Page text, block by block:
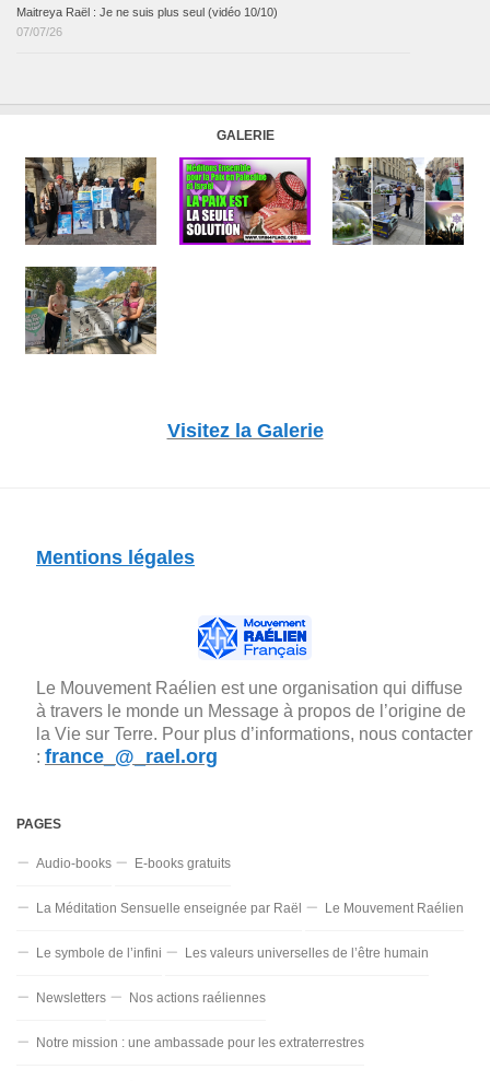
Maitreya Raël : Je ne suis plus seul (vidéo 10/10)
07/07/26
GALERIE
Visitez la Galerie
Mentions légales
Le Mouvement Raélien est une organisation qui diffuse
à travers le monde un Message à propos de l’origine de
la Vie sur Terre. Pour plus d’informations, nous contacter
: france_@_rael.org
PAGES
Audio-books E-books gratuits
La Méditation Sensuelle enseignée par Raël Le Mouvement Raélien
Le symbole de l’infini Les valeurs universelles de l’être humain
Newsletters Nos actions raéliennes
Notre mission : une ambassade pour les extraterrestres